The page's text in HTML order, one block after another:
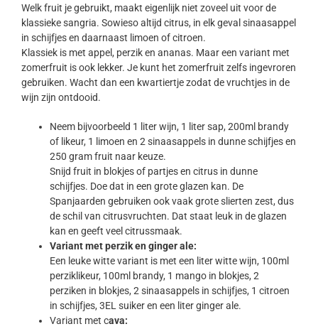
Welk fruit je gebruikt, maakt eigenlijk niet zoveel uit voor de
klassieke sangria. Sowieso altijd citrus, in elk geval sinaasappel
in schijfjes en daarnaast limoen of citroen.
Klassiek is met appel, perzik en ananas. Maar een variant met
zomerfruit is ook lekker. Je kunt het zomerfruit zelfs ingevroren
gebruiken. Wacht dan een kwartiertje zodat de vruchtjes in de
wijn zijn ontdooid.
Neem bijvoorbeeld 1 liter wijn, 1 liter sap, 200ml brandy
of likeur, 1 limoen en 2 sinaasappels in dunne schijfjes en
250 gram fruit naar keuze.
Snijd fruit in blokjes of partjes en citrus in dunne
schijfjes. Doe dat in een grote glazen kan. De
Spanjaarden gebruiken ook vaak grote slierten zest, dus
de schil van citrusvruchten. Dat staat leuk in de glazen
kan en geeft veel citrussmaak.
Variant met perzik en ginger ale:
Een leuke witte variant is met een liter witte wijn, 100ml
perziklikeur, 100ml brandy, 1 mango in blokjes, 2
perziken in blokjes, 2 sinaasappels in schijfjes, 1 citroen
in schijfjes, 3EL suiker en een liter ginger ale.
Variant met cava: